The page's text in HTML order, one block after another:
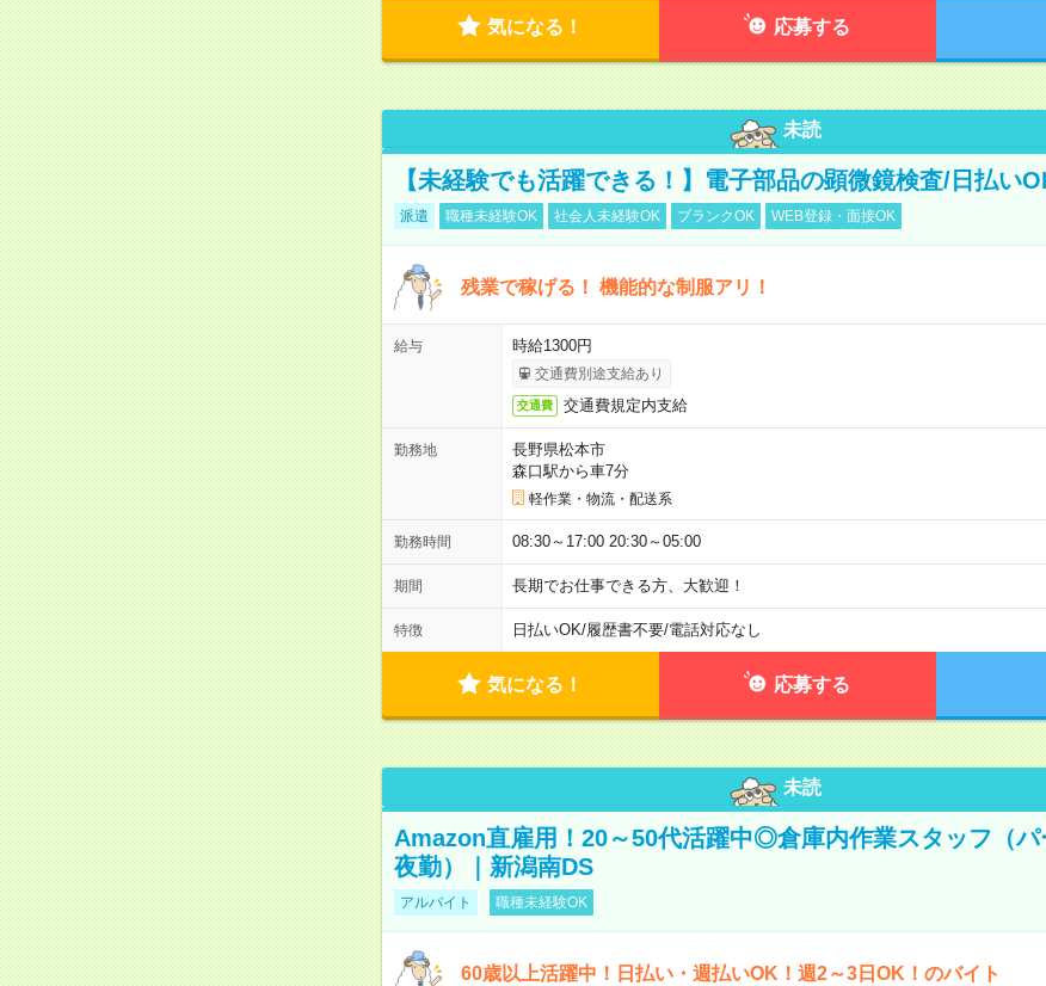
気になる！ 応募する
未読
【未経験でも活躍できる！】電子部品の顕微鏡検査/日払い
派遣 職種未経験OK 社会人未経験OK ブランクOK WEB登録・面接OK
残業で稼げる！ 機能的な制服アリ！
給与 時給1300円
交通費別途支給あり
交通費 交通費規定内支給
勤務地
長野県松本市
森口駅から車7分
軽作業・物流・配送系
勤務時間 08:30～17:00 20:30～05:00
期間 長期でお仕事できる方、大歓迎！
特徴 日払いOK/履歴書不要/電話対応なし
気になる！ 応募する
未読
Amazon直雇用！20～50代活躍中◎倉庫内作業スタッフ（パ
夜勤）｜新潟南DS
アルバイト 職種未経験OK
60歳以上活躍中！日払い・週払いOK！週2～3日OK！のバイト